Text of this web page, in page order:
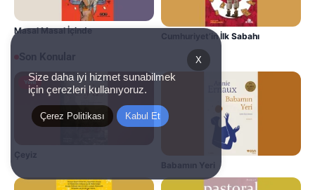
Masal Masal İçinde
Cumhuriyet’in İlk Sabahı
Son Konular
Yeni
Çeyiz
Babamın Yeri
X
Size daha iyi hizmet sunabilmek
için çerezleri kullanıyoruz.
Çerez Politikası Kabul Et